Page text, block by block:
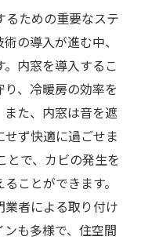
理想の住環境
るための重要なステ
の導入が進む中、
内窓を導入するこ
、冷暖房の効率を
た、内窓は音を遮
ず快適に過ごせま
とで、カビの発生を
ことができます。
者による取り付け
も多様で、住空間